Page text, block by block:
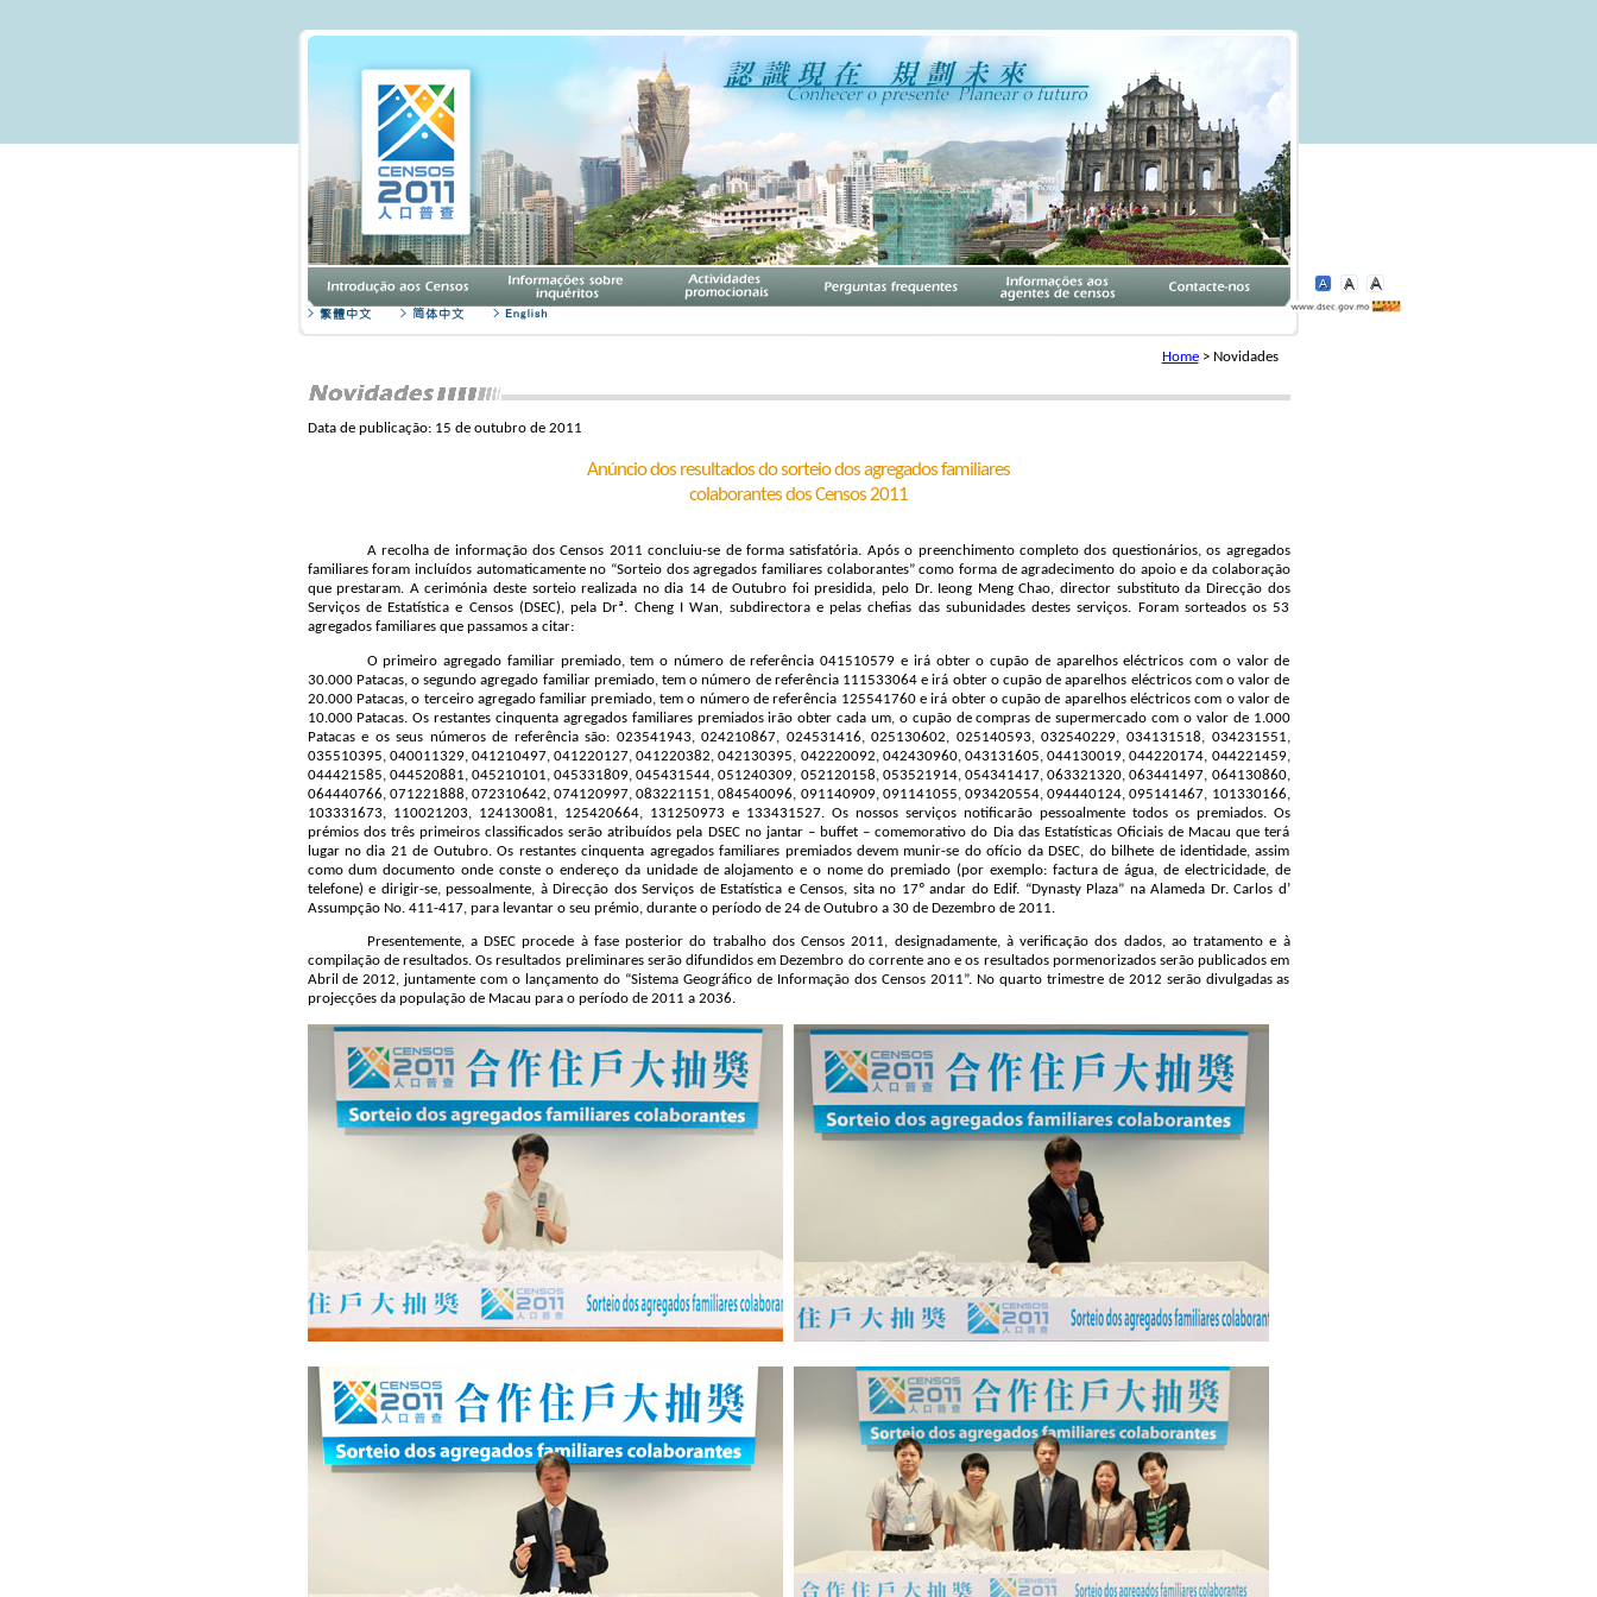
Home> Novidades
Data de publicação: 15 de outubro de 2011
Anúncio dos resultados do sorteio dos agregados familiares
colaborantes dos Censos 2011
A recolha de informação dos Censos 2011 concluiu-se de forma satisfatória. Após o preenchimento completo dos questionários, os agregados
familiares foram incluídos automaticamente no “Sorteio dos agregados familiares colaborantes” como forma de agradecimento do apoio e da colaboração
que prestaram. A cerimónia deste sorteio realizada no dia 14 de Outubro foi presidida, pelo Dr. Ieong Meng Chao, director substituto da Direcção dos
Serviços de Estatística e Censos (DSEC), pela Drª. Cheng I Wan, subdirectora e pelas chefias das subunidades destes serviços. Foram sorteados os 53
agregados familiares que passamos a citar:
O primeiro agregado familiar premiado, tem o número de referência 041510579 e irá obter o cupão de aparelhos eléctricos com o valor de
30.000 Patacas, o segundo agregado familiar premiado, tem o número de referência 111533064 e irá obter o cupão de aparelhos eléctricos com o valor de
20.000 Patacas, o terceiro agregado familiar premiado, tem o número de referência 125541760 e irá obter o cupão de aparelhos eléctricos com o valor de
10.000 Patacas. Os restantes cinquenta agregados familiares premiados irão obter cada um, o cupão de compras de supermercado com o valor de 1.000
Patacas e os seus números de referência são: 023541943, 024210867, 024531416, 025130602, 025140593, 032540229, 034131518, 034231551,
035510395, 040011329, 041210497, 041220127, 041220382, 042130395, 042220092, 042430960, 043131605, 044130019, 044220174, 044221459,
044421585, 044520881, 045210101, 045331809, 045431544, 051240309, 052120158, 053521914, 054341417, 063321320, 063441497, 064130860,
064440766, 071221888, 072310642, 074120997, 083221151, 084540096, 091140909, 091141055, 093420554, 094440124, 095141467, 101330166,
103331673, 110021203, 124130081, 125420664, 131250973 e 133431527. Os nossos serviços notificarão pessoalmente todos os premiados. Os
prémios dos três primeiros classificados serão atribuídos pela DSEC no jantar – buffet – comemorativo do Dia das Estatísticas Oficiais de Macau que terá
lugar no dia 21 de Outubro. Os restantes cinquenta agregados familiares premiados devem munir-se do ofício da DSEC, do bilhete de identidade, assim
como dum documento onde conste o endereço da unidade de alojamento e o nome do premiado (por exemplo: factura de água, de electricidade, de
telefone) e dirigir-se, pessoalmente, à Direcção dos Serviços de Estatística e Censos, sita no 17º andar do Edif. “Dynasty Plaza” na Alameda Dr. Carlos d’
Assumpção No. 411-417, para levantar o seu prémio, durante o período de 24 de Outubro a 30 de Dezembro de 2011.
Presentemente, a DSEC procede à fase posterior do trabalho dos Censos 2011, designadamente, à verificação dos dados, ao tratamento e à
compilação de resultados. Os resultados preliminares serão difundidos em Dezembro do corrente ano e os resultados pormenorizados serão publicados em
Abril de 2012, juntamente com o lançamento do “Sistema Geográfico de Informação dos Censos 2011”. No quarto trimestre de 2012 serão divulgadas as
projecções da população de Macau para o período de 2011 a 2036.